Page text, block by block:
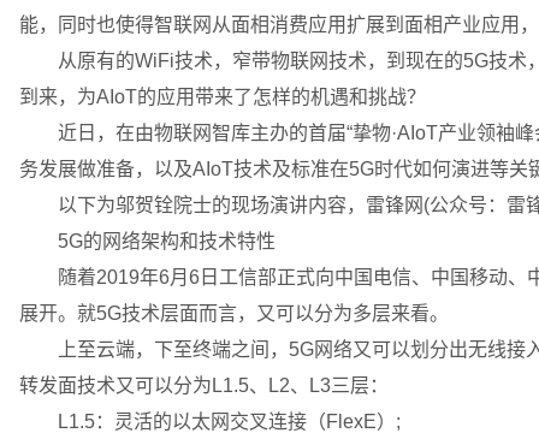
能，同时也使得智联网从面相消费应用扩展到面相产业应用
从原有的WiFi技术，窄带物联网技术，到现在的5G技术
到来，为AIoT的应用带来了怎样的机遇和挑战？
近日，在由物联网智库主办的首届“挚物·AIoT产业领袖峰
务发展做准备，以及AIoT技术及标准在5G时代如何演进等关
以下为邬贺铨院士的现场演讲内容，雷锋网(公众号：雷
5G的网络架构和技术特性
随着2019年6月6日工信部正式向中国电信、中国移动、
展开。就5G技术层面而言，又可以分为多层来看。
上至云端，下至终端之间，5G网络又可以划分出无线接
转发面技术又可以分为L1.5、L2、L3三层：
L1.5：灵活的以太网交叉连接（FlexE）;